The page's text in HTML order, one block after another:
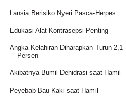
Lansia Berisiko Nyeri Pasca-Herpes
Edukasi Alat Kontrasepsi Penting
Angka Kelahiran Diharapkan Turun 2,1
Persen
Akibatnya Bumil Dehidrasi saat Hamil
Peyebab Bau Kaki saat Hamil